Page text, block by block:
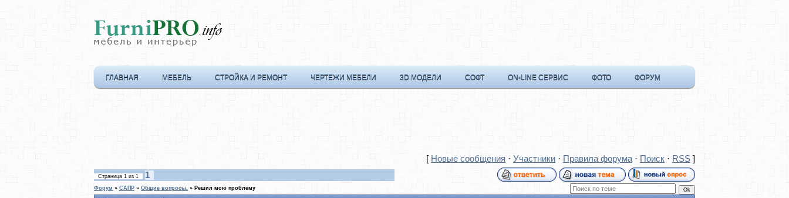
ГЛАВНАЯ МЕБЕЛЬ СТРОЙКА И РЕМОНТ ЧЕРТЕЖИ МЕБЕЛИ 3D МОДЕЛИ СОФТ ON-LINE СЕРВИС ФОТО ФОРУМ
[ Новые сообщения · Участники · Правила форума · Поиск · RSS]
Страница 1 из 1 1
Форум » САПР » Общие вопросы. » Решил мою проблему